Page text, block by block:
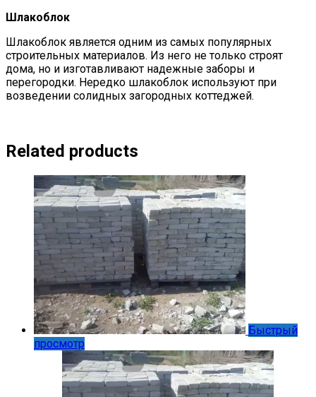
Шлакоблок
Шлакоблок является одним из самых популярных
строительных материалов. Из него не только строят
дома, но и изготавливают надежные заборы и
перегородки. Нередко шлакоблок используют при
возведении солидных загородных коттеджей.
Related products
Быстрый
просмотр